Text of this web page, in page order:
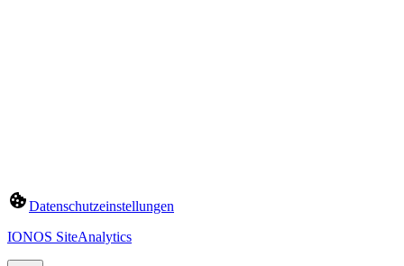
Datenschutzeinstellungen
IONOS SiteAnalytics